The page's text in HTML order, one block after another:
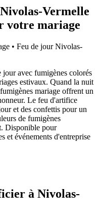
Nivolas-Vermelle
votre mariage
• Feu de jourNivolas-
avec fumigènes colorés
estivaux. Quand la nuit
mariage offrent un
Le feu d'artifice
et des confettis pour un
de fumigènes
Disponible pour
et événements d'entreprise
à Nivolas-